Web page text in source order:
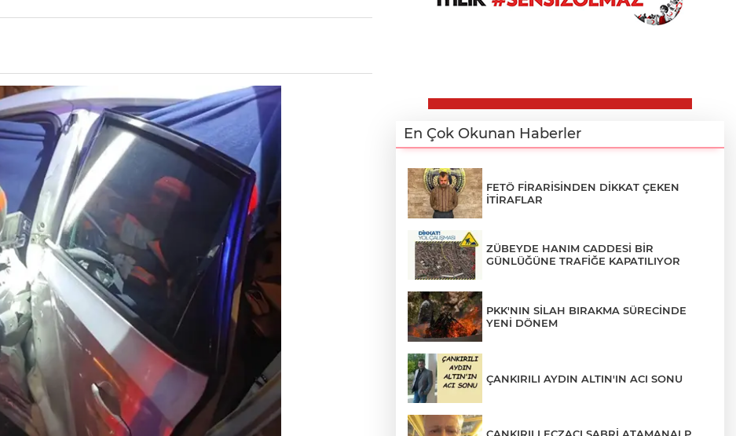
En Çok Okunan Haberler
FETÖ FİRARİSİNDEN DİKKAT ÇEKEN
İTİRAFLAR
ZÜBEYDE HANIM CADDESİ BİR
GÜNLÜĞÜNE TRAFİĞE KAPATILIYOR
PKK'NIN SİLAH BIRAKMA SÜRECİNDE
YENİ DÖNEM
ÇANKIRILI AYDIN ALTIN'IN ACI SONU